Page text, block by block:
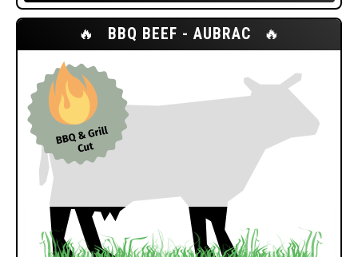
🔥 BBQ BEEF - AUBRAC 🔥